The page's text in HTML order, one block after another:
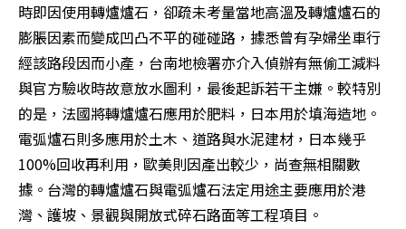
時即因使用轉爐爐石，卻疏未考量當地高溫及轉爐爐石的
膨脹因素而變成凹凸不平的碰碰路，據悉曾有孕婦坐車行
經該路段因而小產，台南地檢署亦介入偵辦有無偷工減料
與官方驗收時故意放水圖利，最後起訴若干主嫌。較特別
的是，法國將轉爐爐石應用於肥料，日本用於填海造地。
電弧爐石則多應用於土木、道路與水泥建材，日本幾乎
100%回收再利用，歐美則因產出較少，尚查無相關數
據。台灣的轉爐爐石與電弧爐石法定用途主要應用於港
灣、護坡、景觀與開放式碎石路面等工程項目。